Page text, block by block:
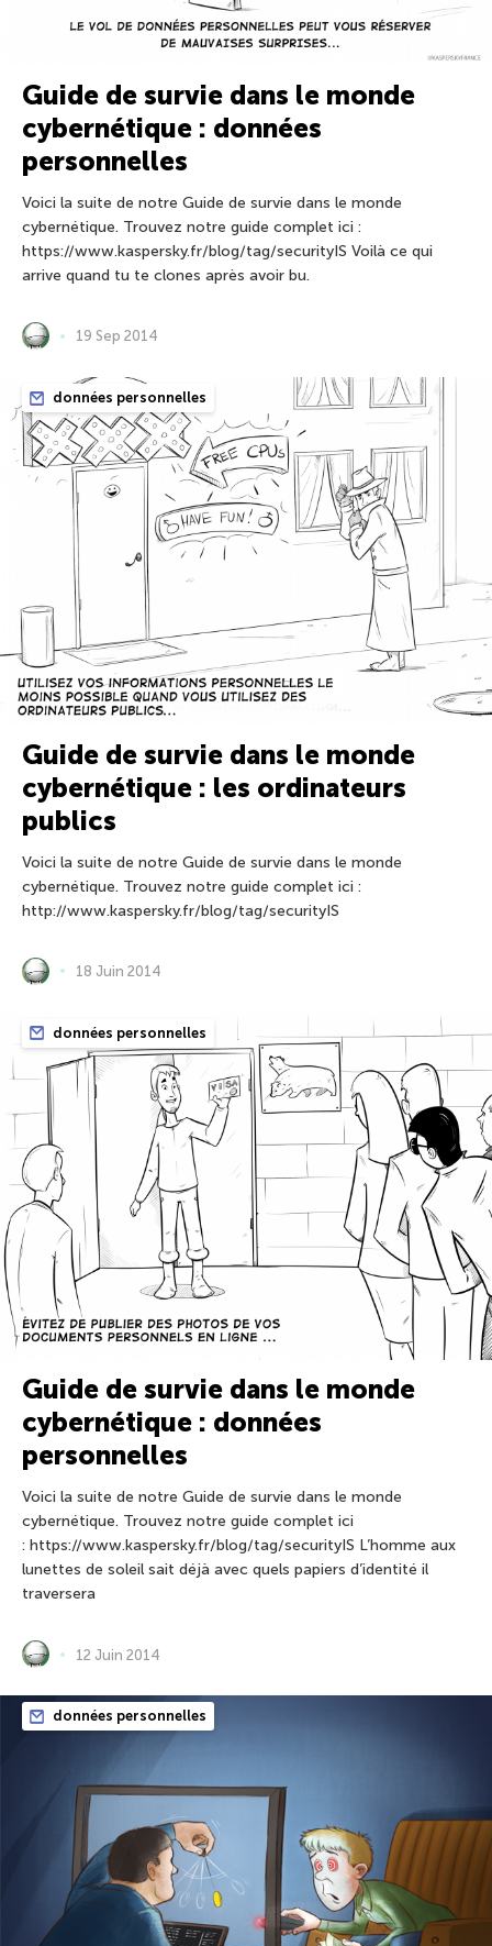
Guide de survie dans le monde
cybernétique : données
personnelles
Voici la suite de notre Guide de survie dans le monde
cybernétique. Trouvez notre guide complet ici :
https://www.kaspersky.fr/blog/tag/securityIS Voilà ce qui
arrive quand tu te clones après avoir bu.
19 Sep 2014
données personnelles
Guide de survie dans le monde
cybernétique : les ordinateurs
publics
Voici la suite de notre Guide de survie dans le monde
cybernétique. Trouvez notre guide complet ici :
http://www.kaspersky.fr/blog/tag/securityIS
18 Juin 2014
données personnelles
Guide de survie dans le monde
cybernétique : données
personnelles
Voici la suite de notre Guide de survie dans le monde
cybernétique. Trouvez notre guide complet ici
: https://www.kaspersky.fr/blog/tag/securityIS L’homme aux
lunettes de soleil sait déjà avec quels papiers d’identité il
traversera
12 Juin 2014
données personnelles